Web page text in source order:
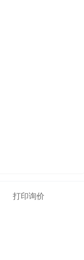
打印询价